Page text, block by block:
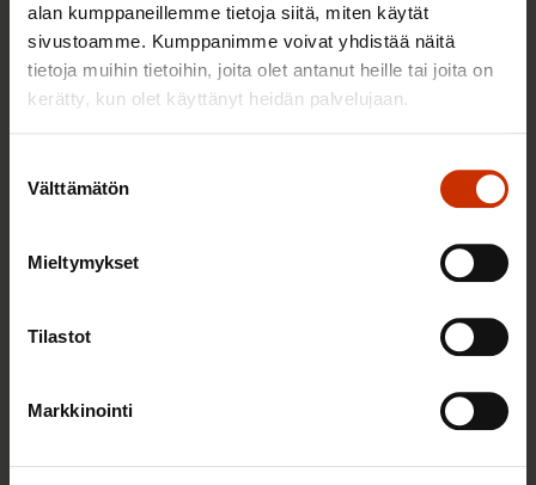
alan kumppaneillemme tietoja siitä, miten käytät
sivustoamme. Kumppanimme voivat yhdistää näitä
tietoja muihin tietoihin, joita olet antanut heille tai joita on
kerätty, kun olet käyttänyt heidän palvelujaan.
valinta
Välttämätön
Mieltymykset
Tilastot
Markkinointi
Sinua saattaa myös kiinnostaa